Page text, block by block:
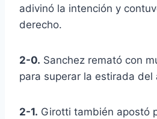
adivinó la intención y
derecho.
2-0. Sanchez remató con
para superar la estirada del
2-1. Girotti también apostó